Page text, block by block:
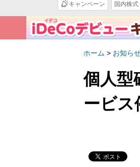
キャンペーン 国内株式
ホーム > お知ら
個人型
ービス